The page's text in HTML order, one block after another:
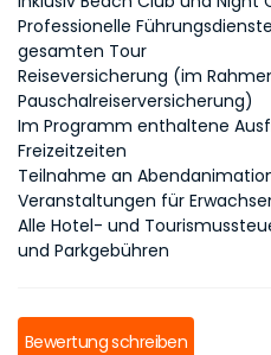
Professionelle
gesamten Tour
Reiseversicherung (im
Pauschalreiserversicherung)
Im Programm enthaltene
Freizeitzeiten
Teilnahme an
Veranstaltungen für
Alle Hotel- und
und Parkgebühren
Bewertung schreiben